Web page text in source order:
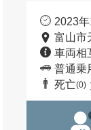
2023
富山市
車両相
普通乗
死亡(0)